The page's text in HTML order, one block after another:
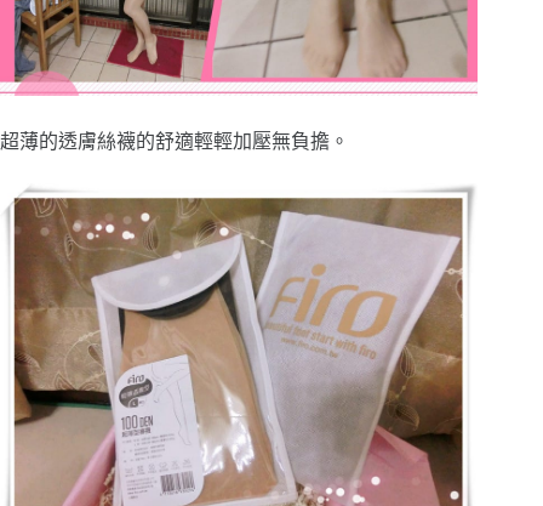
超薄的透膚絲襪的舒適輕輕加壓無負擔。